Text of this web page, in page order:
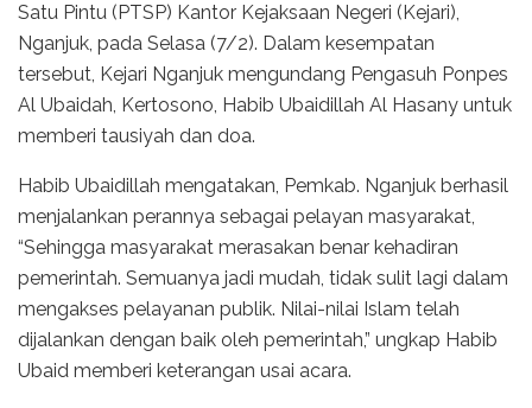
Satu Pintu (PTSP) Kantor Kejaksaan Negeri (Kejari),
Nganjuk, pada Selasa (7/2). Dalam kesempatan
tersebut, Kejari Nganjuk mengundang Pengasuh Ponpes
Al Ubaidah, Kertosono, Habib Ubaidillah Al Hasany untuk
memberi tausiyah dan doa.
Habib Ubaidillah mengatakan, Pemkab. Nganjuk berhasil
menjalankan perannya sebagai pelayan masyarakat,
“Sehingga masyarakat merasakan benar kehadiran
pemerintah. Semuanya jadi mudah, tidak sulit lagi dalam
mengakses pelayanan publik. Nilai-nilai Islam telah
dijalankan dengan baik oleh pemerintah,” ungkap Habib
Ubaid memberi keterangan usai acara.